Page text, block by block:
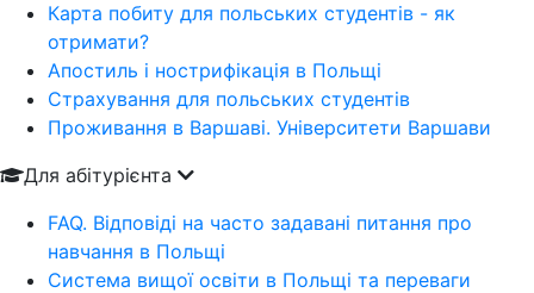
Карта побиту для польських студентів - як
отримати?
Апостиль і нострифікація в Польщі
Страхування для польських студентів
Проживання в Варшаві. Університети Варшави
Для абітурієнта
FAQ. Відповіді на часто задавані питання про
навчання в Польщі
Система вищої освіти в Польщі та переваги